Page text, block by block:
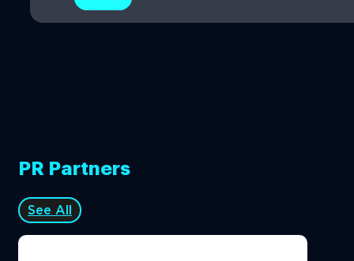
PR Partners
See All